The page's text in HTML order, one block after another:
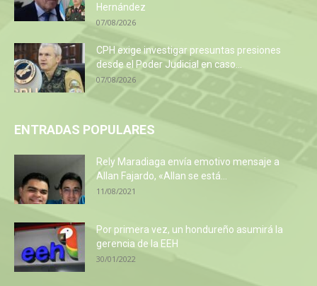
Hernández
07/08/2026
CPH exige investigar presuntas presiones
desde el Poder Judicial en caso...
07/08/2026
ENTRADAS POPULARES
Rely Maradiaga envía emotivo mensaje a
Allan Fajardo, «Allan se está...
11/08/2021
Por primera vez, un hondureño asumirá la
gerencia de la EEH
30/01/2022